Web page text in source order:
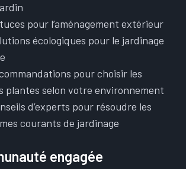
pour l’aménagement extérieur
écologiques pour le jardinage
pour choisir les
plantes selon votre environnement
d’experts pour résoudre les
courants de jardinage
engagée